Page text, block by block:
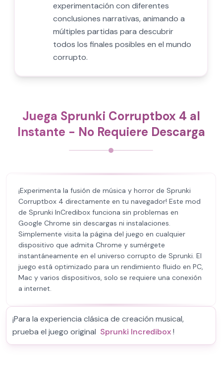
experimentación con diferentes
conclusiones narrativas, animando a
múltiples partidas para descubrir
todos los finales posibles en el mundo
corrupto.
Juega Sprunki Corruptbox 4 al
Instante - No Requiere Descarga
¡Experimenta la fusión de música y horror de Sprunki
Corruptbox 4 directamente en tu navegador! Este mod
de Sprunki InCredibox funciona sin problemas en
Google Chrome sin descargas ni instalaciones.
Simplemente visita la página del juego en cualquier
dispositivo que admita Chrome y sumérgete
instantáneamente en el universo corrupto de Sprunki. El
juego está optimizado para un rendimiento fluido en PC,
Mac y varios dispositivos, solo se requiere una conexión
a internet.
¡Para la experiencia clásica de creación musical,
prueba el juego original Sprunki Incredibox!